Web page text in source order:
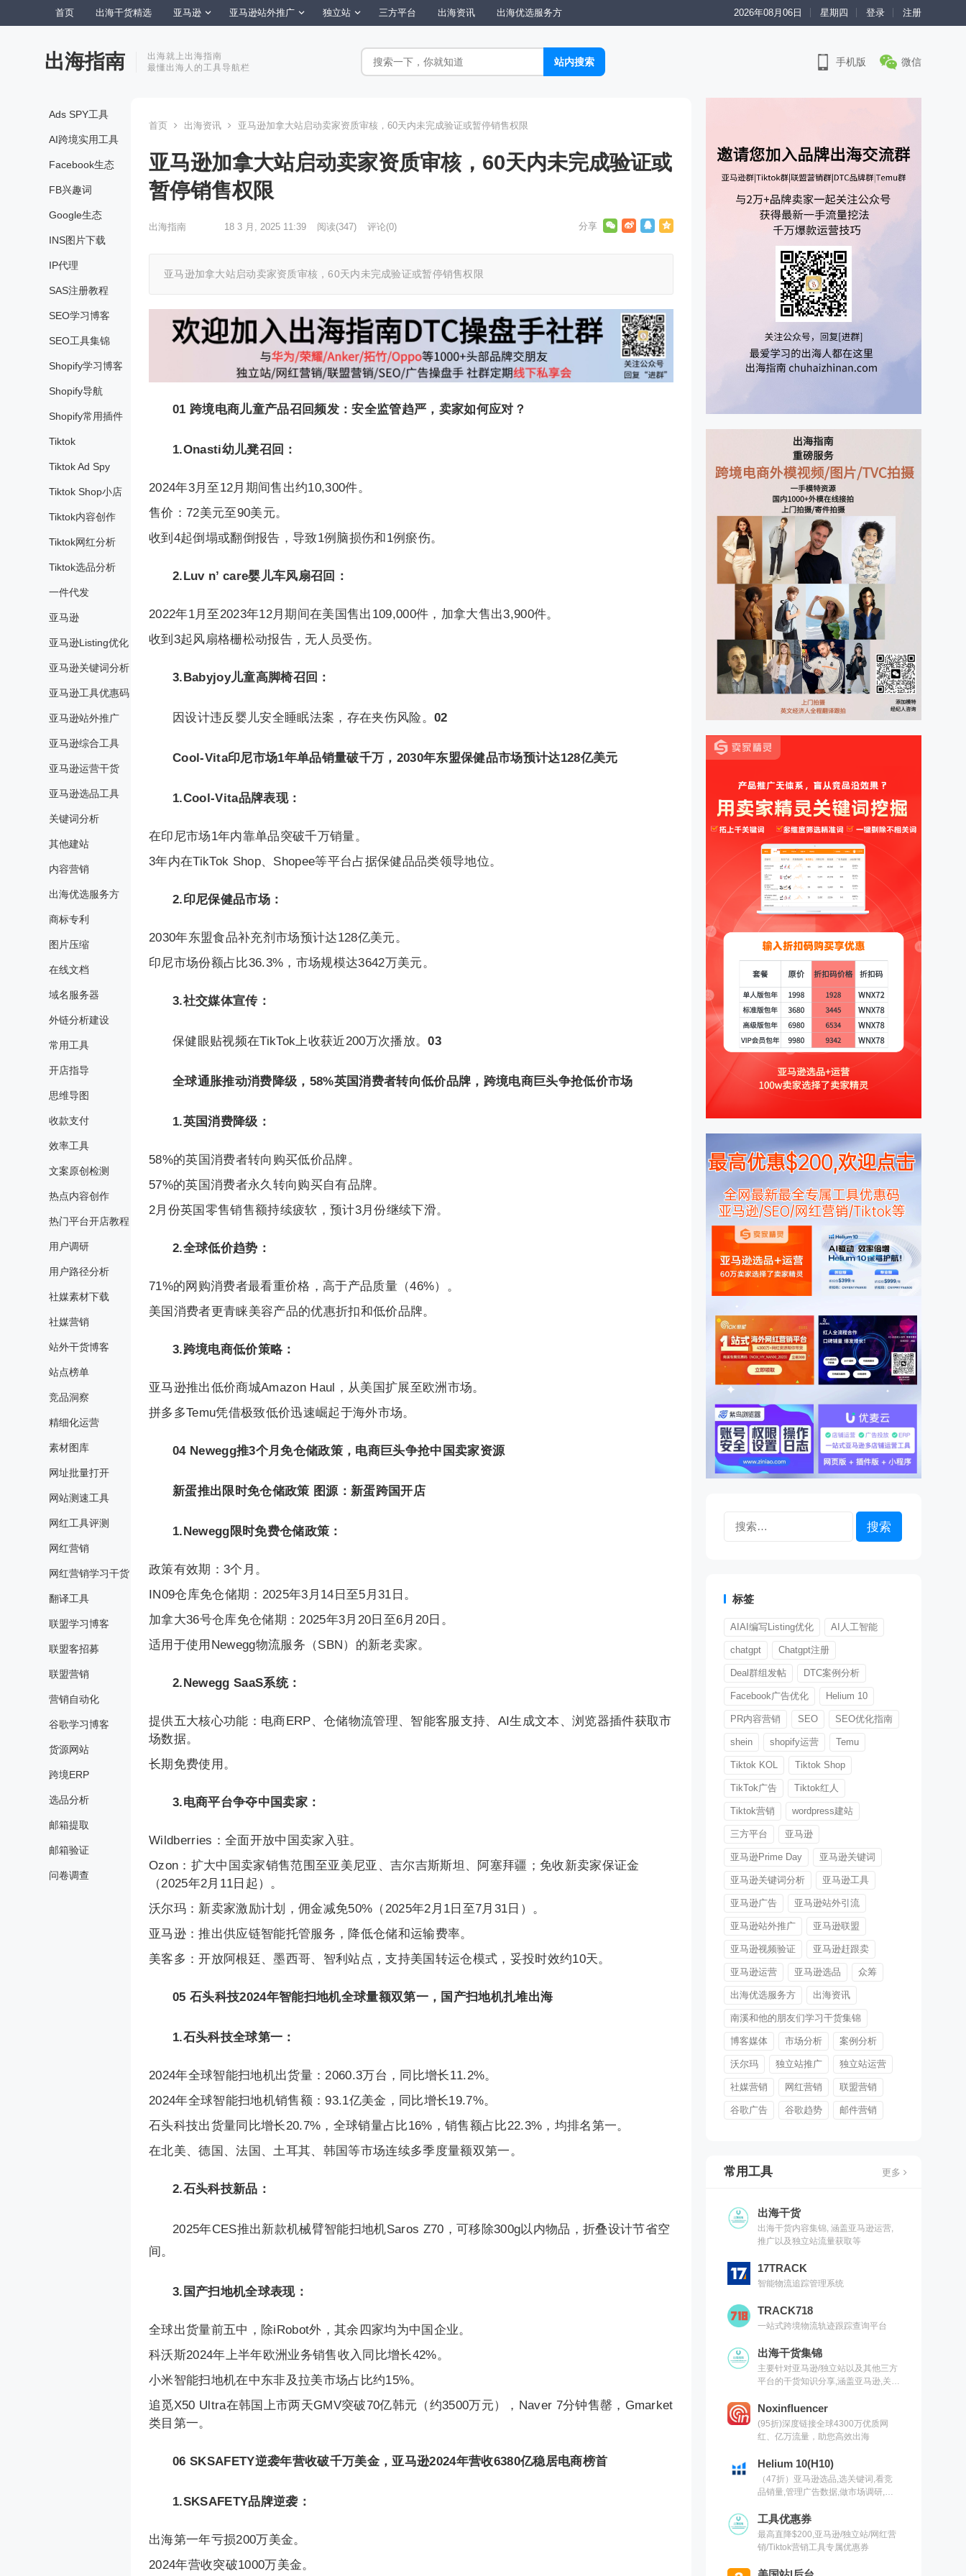
首页 出海干货精选 亚马逊 亚马逊站外推广 独立站 三方平台 出海资讯 出海优选服务方 2026年08月06日 星期四 登录 注册
出海指南
出海就上出海指南
最懂出海人的工具导航栏
手机版 微信
Ads SPY工具
AI跨境实用工具
Facebook生态
FB兴趣词
Google生态
INS图片下载
IP代理
SAS注册教程
SEO学习博客
SEO工具集锦
Shopify学习博客
Shopify导航
Shopify常用插件
Tiktok
Tiktok Ad Spy
Tiktok Shop小店
Tiktok内容创作
Tiktok网红分析
Tiktok选品分析
一件代发
亚马逊
亚马逊Listing优化
亚马逊关键词分析
亚马逊工具优惠码
亚马逊站外推广
亚马逊综合工具
亚马逊运营干货
亚马逊选品工具
关键词分析
其他建站
内容营销
出海优选服务方
商标专利
图片压缩
在线文档
域名服务器
外链分析建设
常用工具
开店指导
思维导图
收款支付
效率工具
文案原创检测
热点内容创作
热门平台开店教程
用户调研
用户路径分析
社媒素材下载
社媒营销
站外干货博客
站点榜单
竞品洞察
精细化运营
素材图库
网址批量打开
网站测速工具
网红工具评测
网红营销
网红营销学习干货
翻译工具
联盟学习博客
联盟客招募
联盟营销
营销自动化
谷歌学习博客
货源网站
跨境ERP
选品分析
邮箱提取
邮箱验证
问卷调查
首页 出海资讯 亚马逊加拿大站启动卖家资质审核，60天内未完成验证或暂停销售权限
亚马逊加拿大站启动卖家资质审核，60天内未完成验证或
暂停销售权限
出海指南 18 3 月, 2025 11:39 阅读(347) 评论(0)
亚马逊加拿大站启动卖家资质审核，60天内未完成验证或暂停销售权限
01 跨境电商儿童产品召回频发：安全监管趋严，卖家如何应对？
1.Onasti幼儿凳召回：
2024年3月至12月期间售出约10,300件。
售价：72美元至90美元。
收到4起倒塌或翻倒报告，导致1例脑损伤和1例瘀伤。
2.Luv n’ care婴儿车风扇召回：
2022年1月至2023年12月期间在美国售出109,000件，加拿大售出3,900件。
收到3起风扇格栅松动报告，无人员受伤。
3.Babyjoy儿童高脚椅召回：
因设计违反婴儿安全睡眠法案，存在夹伤风险。 02
Cool-Vita印尼市场1年单品销量破千万，2030年东盟保健品市场预计达128亿美元
1.Cool-Vita品牌表现：
在印尼市场1年内靠单品突破千万销量。
3年内在TikTok Shop、Shopee等平台占据保健品品类领导地位。
2.印尼保健品市场：
2030年东盟食品补充剂市场预计达128亿美元。
印尼市场份额占比36.3%，市场规模达3642万美元。
3.社交媒体宣传：
保健眼贴视频在TikTok上收获近200万次播放。03
全球通胀推动消费降级，58%英国消费者转向低价品牌，跨境电商巨头争抢低价市场
1.英国消费降级：
58%的英国消费者转向购买低价品牌。
57%的英国消费者永久转向购买自有品牌。
2月份英国零售销售额持续疲软，预计3月份继续下滑。
2.全球低价趋势：
71%的网购消费者最看重价格，高于产品质量（46%）。
美国消费者更青睐美容产品的优惠折扣和低价品牌。
3.跨境电商低价策略：
亚马逊推出低价商城Amazon Haul，从美国扩展至欧洲市场。
拼多多Temu凭借极致低价迅速崛起于海外市场。
04 Newegg推3个月免仓储政策，电商巨头争抢中国卖家资源
新蛋推出限时免仓储政策 图源：新蛋跨国开店
1.Newegg限时免费仓储政策：
政策有效期：3个月。
IN09仓库免仓储期：2025年3月14日至5月31日。
加拿大36号仓库免仓储期：2025年3月20日至6月20日。
适用于使用Newegg物流服务（SBN）的新老卖家。
2.Newegg SaaS系统：
提供五大核心功能：电商ERP、仓储物流管理、智能客服支持、AI生成文本、浏览器插件获取市
场数据。
长期免费使用。
3.电商平台争夺中国卖家：
Wildberries：全面开放中国卖家入驻。
Ozon：扩大中国卖家销售范围至亚美尼亚、吉尔吉斯斯坦、阿塞拜疆；免收新卖家保证金
（2025年2月11日起）。
沃尔玛：新卖家激励计划，佣金减免50%（2025年2月1日至7月31日）。
亚马逊：推出供应链智能托管服务，降低仓储和运输费率。
美客多：开放阿根廷、墨西哥、智利站点，支持美国转运仓模式，妥投时效约10天。
05 石头科技2024年智能扫地机全球量额双第一，国产扫地机扎堆出海
1.石头科技全球第一：
2024年全球智能扫地机出货量：2060.3万台，同比增长11.2%。
2024年全球智能扫地机销售额：93.1亿美金，同比增长19.7%。
石头科技出货量同比增长20.7%，全球销量占比16%，销售额占比22.3%，均排名第一。
在北美、德国、法国、土耳其、韩国等市场连续多季度量额双第一。
2.石头科技新品：
2025年CES推出新款机械臂智能扫地机Saros Z70，可移除300g以内物品，折叠设计节省空
间。
3.国产扫地机全球表现：
全球出货量前五中，除iRobot外，其余四家均为中国企业。
科沃斯2024年上半年欧洲业务销售收入同比增长42%。
小米智能扫地机在中东非及拉美市场占比约15%。
追觅X50 Ultra在韩国上市两天GMV突破70亿韩元（约3500万元），Naver 7分钟售罄，Gmarket
类目第一。
06 SKSAFETY逆袭年营收破千万美金，亚马逊2024年营收6380亿稳居电商榜首
1.SKSAFETY品牌逆袭：
出海第一年亏损200万美金。
2024年营收突破1000万美金。
标签
AIAI编写Listing优化 AI人工智能
chatgpt Chatgpt注册
Deal群组发帖 DTC案例分析
Facebook广告优化 Helium 10
PR内容营销 SEO SEO优化指南
shein shopify运营 Temu
Tiktok KOL Tiktok Shop
TikTok广告 Tiktok红人
Tiktok营销 wordpress建站
三方平台 亚马逊
亚马逊Prime Day 亚马逊关键词
亚马逊关键词分析 亚马逊工具
亚马逊广告 亚马逊站外引流
亚马逊站外推广 亚马逊联盟
亚马逊视频验证 亚马逊赶跟卖
亚马逊运营 亚马逊选品 众筹
出海优选服务方 出海资讯
南溪和他的朋友们学习干货集锦
博客媒体 市场分析 案例分析
沃尔玛 独立站推广 独立站运营
社媒营销 网红营销 联盟营销
谷歌广告 谷歌趋势 邮件营销
常用工具 更多
出海干货
出海干货内容集锦, 涵盖亚马逊运营,
推广以及独立站流量获取等
17TRACK
智能物流追踪管理系统
TRACK718
一站式跨境物流轨迹跟踪查询平台
出海干货集锦
主要针对亚马逊/独立站以及其他三方
平台的干货知识分享,涵盖亚马逊,关键
具以及出海干货集锦,欢迎关注
Noxinfluencer
(95折)深度链接全球4300万优质网
红、亿万流量，助您高效出海
Helium 10(H10)
（47折）亚马逊选品,选关键词,看竞
品销量,管理广告数据,做市场调研,有
工具优惠券
最高直降$200,亚马逊/独立站/网红营
销/Tiktok营销工具专属优惠券